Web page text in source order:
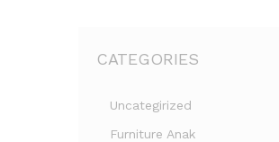
CATEGORIES
Uncategirized
Furniture Anak